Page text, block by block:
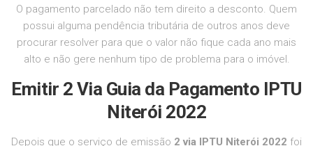
O pagamento parcelado não tem direito a desconto. Quem
possui alguma pendência tributária de outros anos deve
procurar resolver para que o valor não fique cada ano mais
alto e não gere nenhum tipo de problema para o imóvel.
Emitir 2 Via Guia da Pagamento IPTU
Niterói 2022
Depois que o serviço de emissão 2 via IPTU Niterói 2022 foi